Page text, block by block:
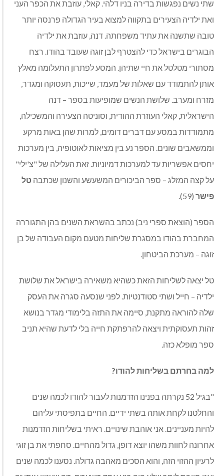
שתי נשים נפגשות בדירה בניו דלהי. קאלי, עוזבת את הכפר העני
ואת ילדיה הצעירים בתקווה למצוא בעיר הגדולה פרנסה יותר
טובה שתשנה את עתיד משפחתה. דנה, עוזבת את ילדיה
הבוגרים בישראל כדי להצטרף לבן זוגה שעובד בהודו. רצח
מסתורי מטלטל את חיי שתיהן. המסע לפתרון התעלומה מאלץ
אותן להתמודד עם שאלות של מעמד, שייכות, תעסוקה ומגדר,
מזרח ומערב. שלושת הנשים שמופיעות בספר – דנה
הישראלית, קאלי העוזרת ההודית, וסוניטה הצעירה והמשכילה,
מתמודדות במסע עם דברים דומים, למרות שהן באות מרקע
וממשאבים שונים. הספר נע בין מציאות לאוטופיה, בין מערכות
יחסים אפשריות עד למערכות דמיוניות. זאת העלילה של "צ'ילי"
על קצה המזלג – ספר הביכורים המשעשע והשנון שכתבה טל
פישר (59).
הספר (הוצאת ספרי ניב) נכתב בהשראת השנים בהן התגוררה
המחברת בהודו במסגרת שליחות מטעם מקום העבודה של בן
זוגה – מערכת הביטחון.
טל יצאה לשליחות הזאת כשהיא משאירה בישראל את שלושת
ילדיה – חייל ושתי סטודנטיות. לפני שנסעה סגרה את העסק
שלה להוראה מתקנת, סיימה את התזה בלימודי מגדר בנושא
זהות תעסוקתית ויצאה להרפתקת חייה בלי לדעת שהיא תניב
ספר מופלא כזה.
למה בחרתם בשליחות להודו?
"בגיל 52 נקרתה בפנינו הזדמנות לעבור להודו לכמה שנים
והחלטנו לקחת אותה בשתי ידיים. החיים בתפיסתי עליהם
להיות מעניינים. אני אוהבת שינויים. ראיתי בשליחות הזדמנות
אחרונה לחוות משהו יוצא דופן, גדול מהחיים. סחפתי את בן זוגי
לרעיון ההזוי הזה, והוא הסכים מאהבה גדולה. נסענו לכמה שנים